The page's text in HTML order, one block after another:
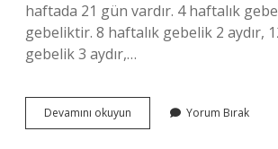
haftada 21 gün vardır. 4 haftalık
gebeliktir. 8 haftalık gebelik 2 aydır,
gebelik 3 aydır,…
Devamını okuyun
Aylık
Yorum Bırak